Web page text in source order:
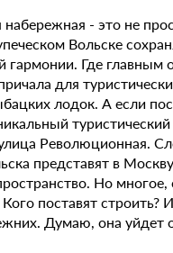
- это не
Вольске
Где главным
для
лодок. А если
Революционная.
представят в
Но
поставят
Думаю, она уйдет